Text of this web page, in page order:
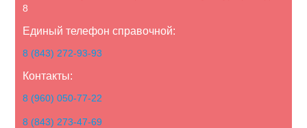
8
Единый телефон справочной:
8 (843) 272-93-93
Контакты:
8 (960) 050-77-22
8 (843) 273-47-69